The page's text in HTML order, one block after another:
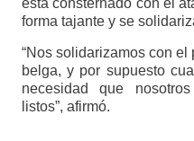
está consternado con el
forma tajante y se
“Nos solidarizamos con
belga, y por supuesto
necesidad que
listos”, afirmó.